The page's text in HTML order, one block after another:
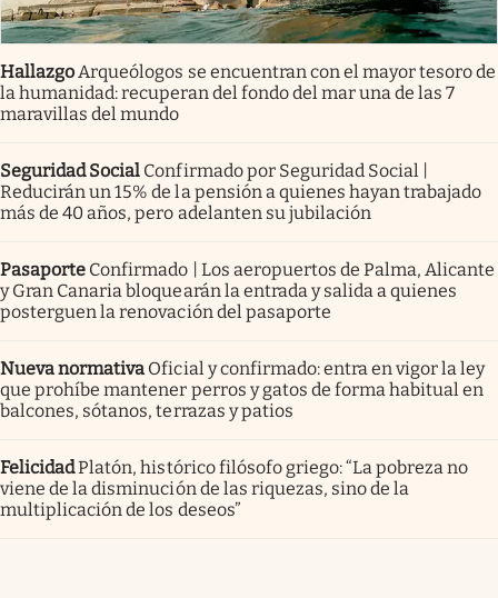
Hallazgo Arqueólogos se encuentran con el mayor tesoro de
la humanidad: recuperan del fondo del mar una de las 7
maravillas del mundo
Seguridad Social Confirmado por Seguridad Social |
Reducirán un 15% de la pensión a quienes hayan trabajado
más de 40 años, pero adelanten su jubilación
Pasaporte Confirmado | Los aeropuertos de Palma, Alicante
y Gran Canaria bloquearán la entrada y salida a quienes
posterguen la renovación del pasaporte
Nueva normativa Oficial y confirmado: entra en vigor la ley
que prohíbe mantener perros y gatos de forma habitual en
balcones, sótanos, terrazas y patios
FelicidadPlatón, histórico filósofo griego: “La pobreza no
viene de la disminución de las riquezas, sino de la
multiplicación de los deseos”